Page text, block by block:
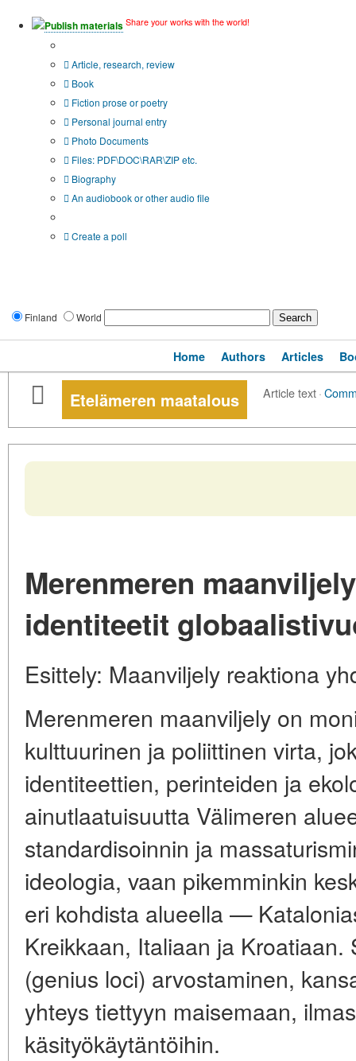
Publish materials Share your works with the world!
Article, research, review
Book
Fiction prose or poetry
Personal journal entry
Photo Documents
Files: PDF\DOC\RAR\ZIP etc.
Biography
An audiobook or other audio file
Create a poll
Finland World
Home Authors Articles
Etelämeren maatalous Article text·
Merenmeren
identiteetit
Esittely: Maanviljely reaktiona
Merenmeren maanviljely on
kulttuurinen ja poliittinen virta,
identiteettien, perinteiden ja
ainutlaatuisuutta Välimeren
standardisoinnin ja
ideologia, vaan pikemminkin
eri kohdista alueella —
Kreikkaan, Italiaan ja
(genius loci) arvostaminen,
yhteys tiettyyn maisemaan,
käsityökäytäntöihin.